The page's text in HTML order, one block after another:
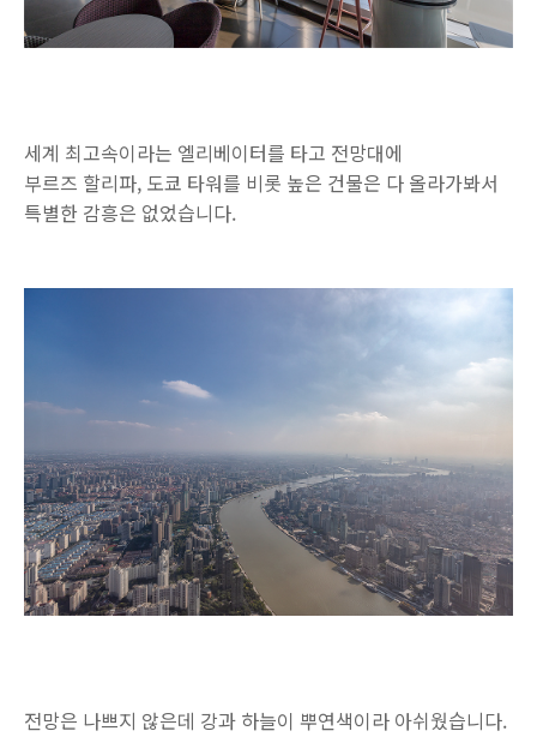
세계 최고속이라는 엘리베이터를 타고 전망대에
부르즈 할리파, 도쿄 타워를 비롯 높은 건물은 다 올라가봐서
특별한 감흥은 없었습니다.
전망은 나쁘지 않은데 강과 하늘이 뿌연색이라 아쉬웠습니다.